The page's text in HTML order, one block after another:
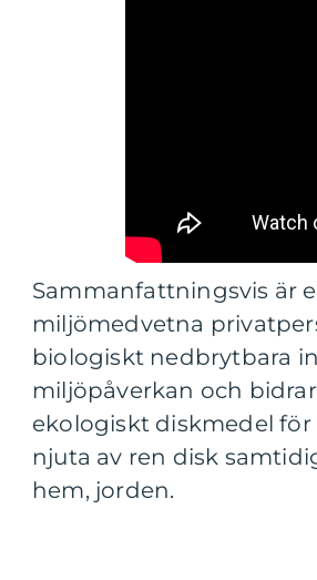
Sammanfattningsvis är
miljömedvetna
biologiskt nedbrytbara
miljöpåverkan och
ekologiskt diskmedel
njuta av ren disk
hem, jorden.